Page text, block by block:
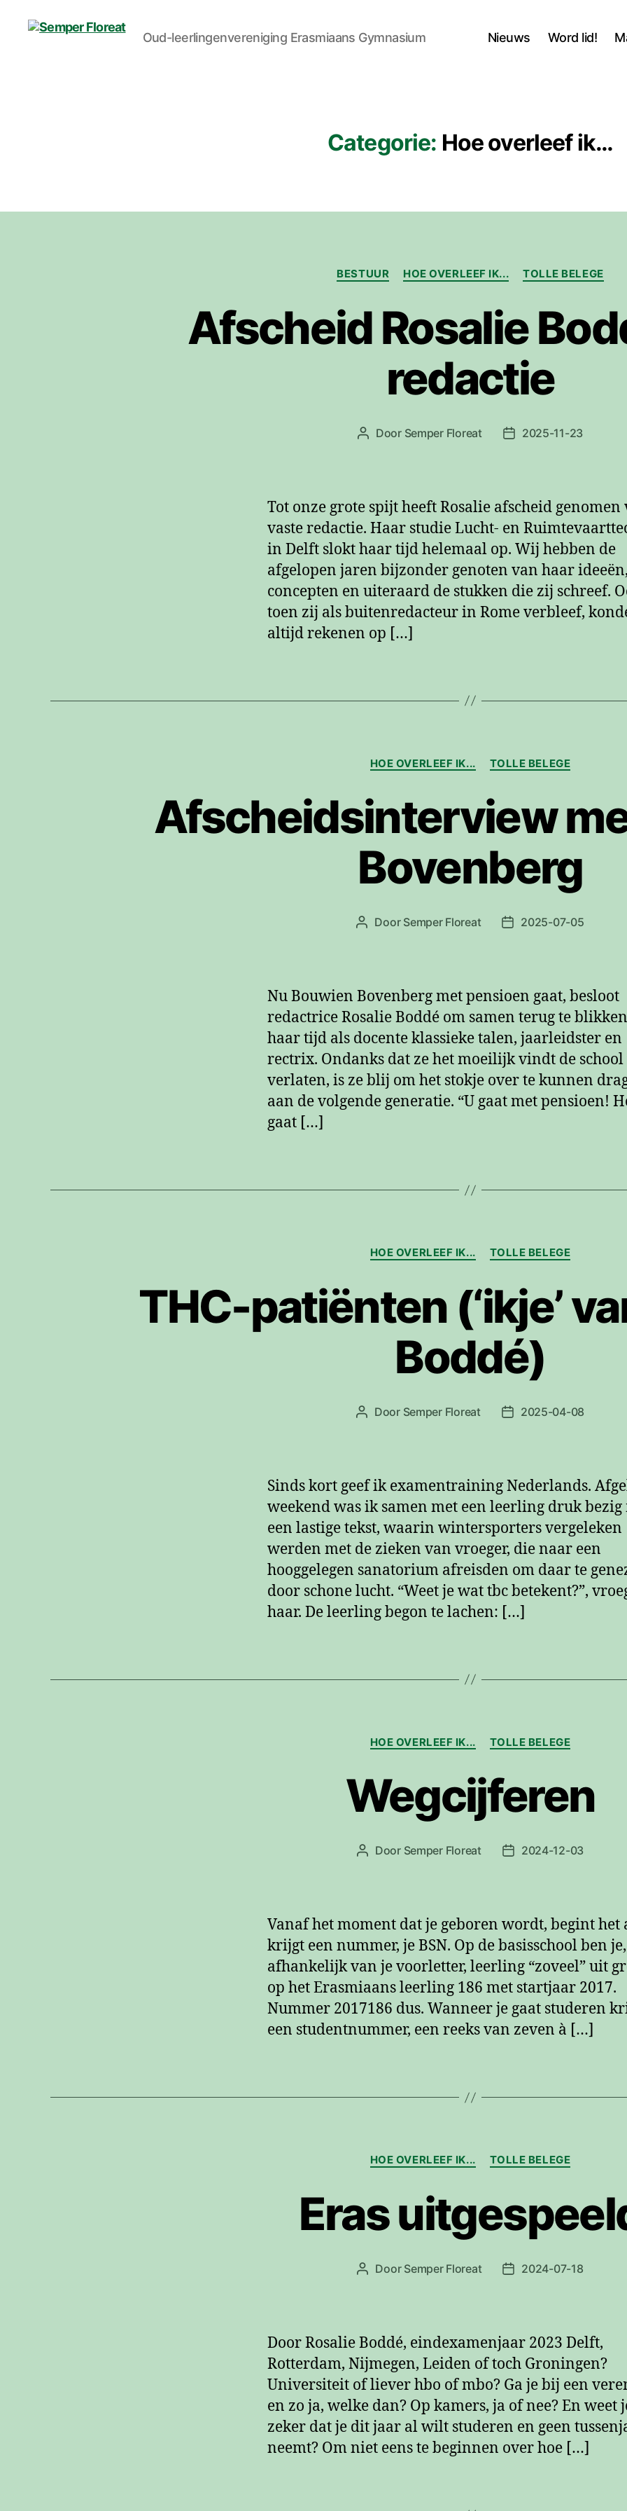
Oud-leerlingenvereniging Erasmiaans Gymnasium Nieuws Word lid!
Categorie: Hoe overleef ik…
Categorieën
BESTUUR HOE OVERLEEF IK... TOLLE BELEGE
Afscheid Rosalie
redactie
Berichtauteur
Door Semper Floreat Berichtdatum
2025-11-23
Tot onze grote spijt heeft Rosalie afscheid genomen
vaste redactie. Haar studie Lucht- en
in Delft slokt haar tijd helemaal op. Wij hebben de
afgelopen jaren bijzonder genoten van haar ideeën,
concepten en uiteraard de stukken die zij schreef.
toen zij als buitenredacteur in Rome verbleef,
altijd rekenen op […]
Categorieën
HOE OVERLEEF IK... TOLLE BELEGE
Afscheidsinterview
Bovenberg
Berichtauteur
Door Semper Floreat Berichtdatum
2025-07-05
Nu Bouwien Bovenberg met pensioen gaat, besloot
redactrice Rosalie Boddé om samen terug te
haar tijd als docente klassieke talen, jaarleidster en
rectrix. Ondanks dat ze het moeilijk vindt de school
verlaten, is ze blij om het stokje over te kunnen
aan de volgende generatie. “U gaat met pensioen!
gaat […]
Categorieën
HOE OVERLEEF IK... TOLLE BELEGE
THC-patiënten (‘ikje’
Boddé)
Berichtauteur
Door Semper Floreat Berichtdatum
2025-04-08
Sinds kort geef ik examentraining Nederlands.
weekend was ik samen met een leerling druk bezig
een lastige tekst, waarin wintersporters vergeleken
werden met de zieken van vroeger, die naar een
hooggelegen sanatorium afreisden om daar te
door schone lucht. “Weet je wat tbc betekent?”,
haar. De leerling begon te lachen: […]
Categorieën
HOE OVERLEEF IK... TOLLE BELEGE
Wegcijferen
Berichtauteur
Door Semper Floreat Berichtdatum
2024-12-03
Vanaf het moment dat je geboren wordt, begint het
krijgt een nummer, je BSN. Op de basisschool ben
afhankelijk van je voorletter, leerling “zoveel” uit
op het Erasmiaans leerling 186 met startjaar 2017.
Nummer 2017186 dus. Wanneer je gaat studeren
een studentnummer, een reeks van zeven à […]
Categorieën
HOE OVERLEEF IK... TOLLE BELEGE
Eras
Berichtauteur
Door Semper Floreat Berichtdatum
2024-07-18
Door Rosalie Boddé, eindexamenjaar 2023 Delft,
Rotterdam, Nijmegen, Leiden of toch Groningen?
Universiteit of liever hbo of mbo? Ga je bij een
en zo ja, welke dan? Op kamers, ja of nee? En weet
zeker dat je dit jaar al wilt studeren en geen
neemt? Om niet eens te beginnen over hoe […]